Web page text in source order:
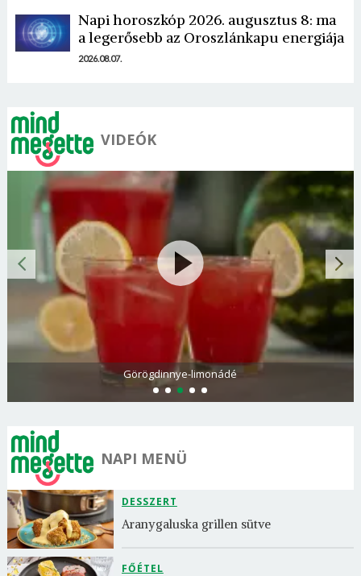
Napi horoszkóp 2026. augusztus 8: ma
a legerősebb az Oroszlánkapu energiája
2026.08.07.
VIDEÓK
Görögdinnye-limonádé
NAPI MENÜ
DESSZERT
Aranygaluska grillen sütve
FŐÉTEL